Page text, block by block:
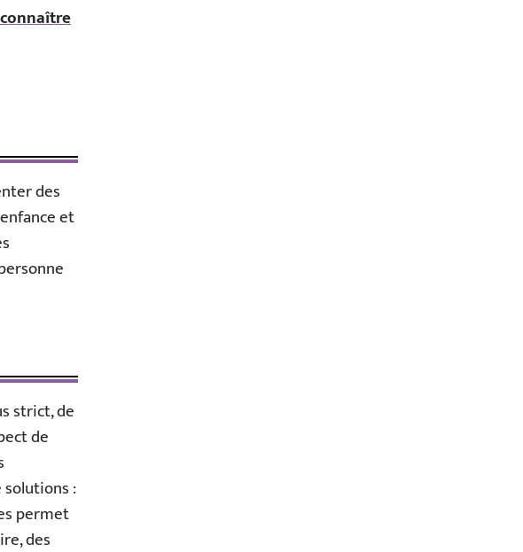
des
et
strict, de
de
:
permet
des